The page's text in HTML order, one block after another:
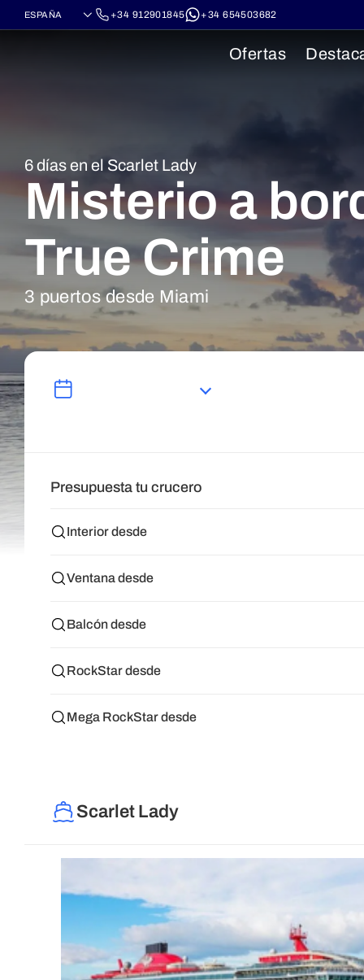
+34 912901845 +34 654503682
Ofertas
6 días en el Scarlet Lady
Misterio a
True Crime
3 puertos desde Miami
Presupuesta tu crucero
Interior desde
Ventana desde
Balcón desde
RockStar desde
Mega RockStar desde
Scarlet Lady